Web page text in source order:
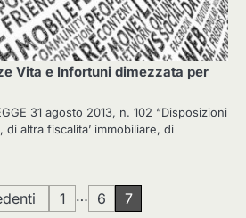
Vita e Infortuni dimezzata per
31 agosto 2013, n. 102 “Disposizioni
altra fiscalita’ immobiliare, di
1 … 6 7